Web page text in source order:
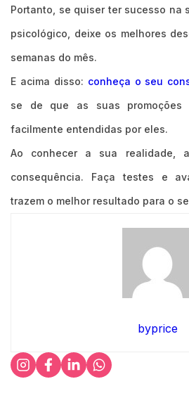
Portanto, se quiser ter sucesso na
psicológico, deixe os melhores
semanas do mês.
E acima disso: conheça o seu
se de que as suas promoções
facilmente entendidas por eles.
Ao conhecer a sua realidade,
consequência. Faça testes e
trazem o melhor resultado para o
byprice